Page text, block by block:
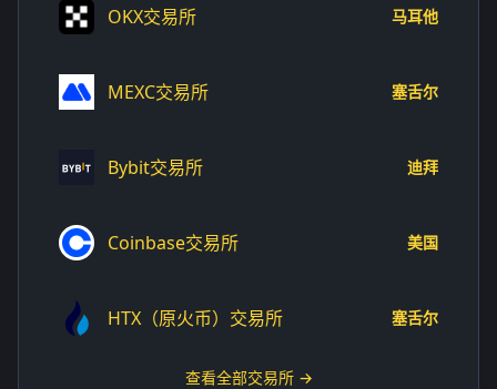
OKX交易所 马耳他
MEXC交易所 塞舌尔
Bybit交易所 迪拜
Coinbase交易所 美国
HTX（原火币）交易所 塞舌尔
查看全部交易所 →